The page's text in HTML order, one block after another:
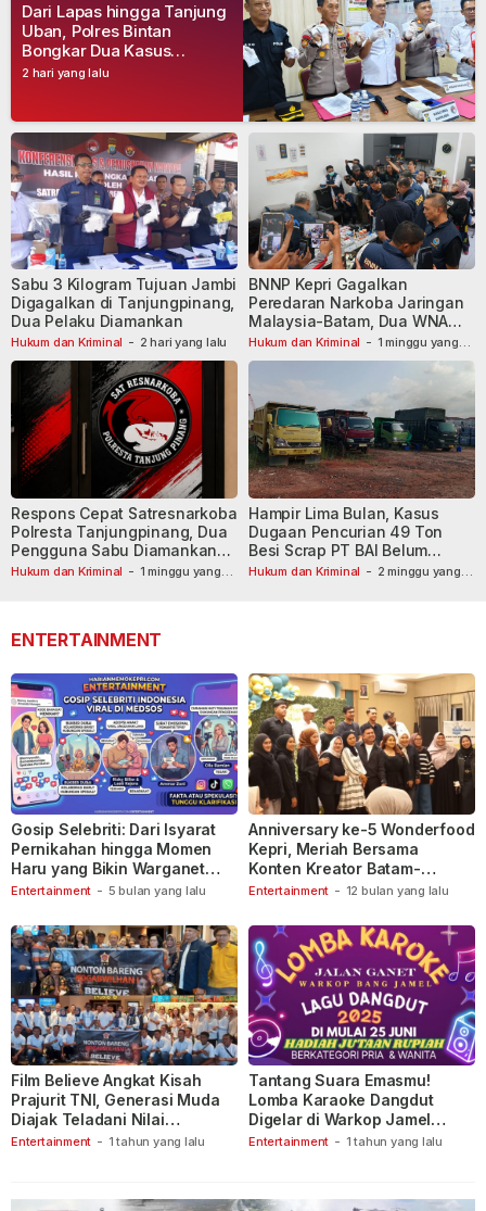
2 hari yang lalu
Dari Lapas hingga Tanjung
Uban, Polres Bintan
Bongkar Dua Kasus
Narkoba, Empat Tersangka
Hukum dan Kriminal - 2 hari yang lalu
Sabu 3 Kilogram Tujuan Jambi
Digagalkan di Tanjungpinang,
Dua Pelaku Diamankan
Hukum dan Kriminal - 1 minggu yang
BNNP Kepri Gagalkan
Peredaran Narkoba Jaringan
Malaysia-Batam, Dua WNA
Masih Diburu
Hukum dan Kriminal - 1 minggu yang
Respons Cepat Satresnarkoba
Polresta Tanjungpinang, Dua
Pengguna Sabu Diamankan
Usai Dilaporkan ke Call Center
Hukum dan Kriminal - 2 minggu yang
Hampir Lima Bulan, Kasus
Dugaan Pencurian 49 Ton
Besi Scrap PT BAI Belum
Tetapkan Tersangka
ENTERTAINMENT
Entertainment - 5 bulan yang lalu
Gosip Selebriti: Dari Isyarat
Pernikahan hingga Momen
Haru yang Bikin Warganet
Berspekulasi
Entertainment - 12 bulan yang lalu
Anniversary ke-5 Wonderfood
Kepri, Meriah Bersama
Konten Kreator Batam-
Tanjungpinang
Entertainment - 1 tahun yang lalu
Film Believe Angkat Kisah
Prajurit TNI, Generasi Muda
Diajak Teladani Nilai
Keberanian
Entertainment - 1 tahun yang lalu
Tantang Suara Emasmu!
Lomba Karaoke Dangdut
Digelar di Warkop Jamel
Ganet